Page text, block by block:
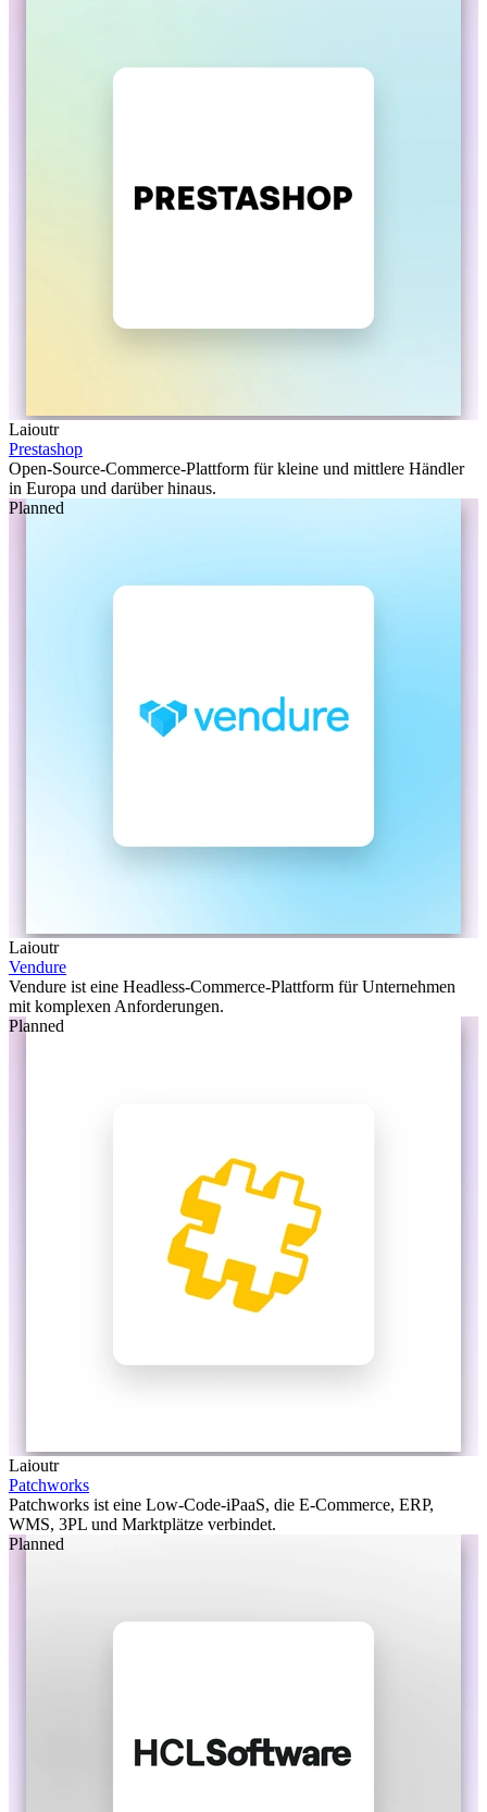
Laioutr
Prestashop
Open-Source-Commerce-Plattform für kleine und mittlere Händler
in Europa und darüber hinaus.
Planned
Laioutr
Vendure
Vendure ist eine Headless-Commerce-Plattform für Unternehmen
mit komplexen Anforderungen.
Planned
Laioutr
Patchworks
Patchworks ist eine Low-Code-iPaaS, die E-Commerce, ERP,
WMS, 3PL und Marktplätze verbindet.
Planned